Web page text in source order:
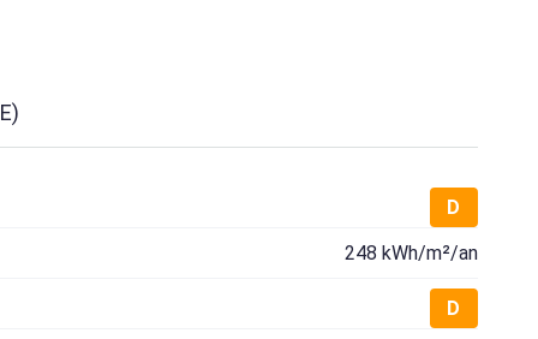
D
248 kWh/m²/an
D